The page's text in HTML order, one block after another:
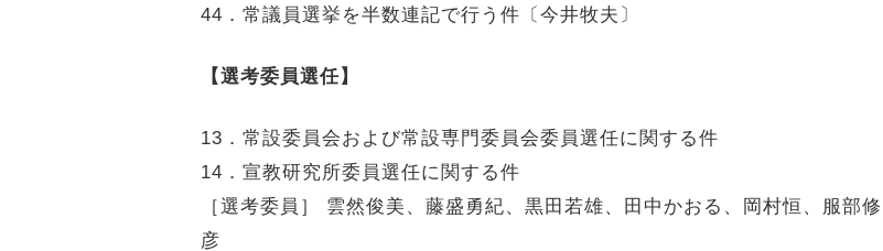
44．常議員選挙を半数連記で行う件〔今井牧夫〕
【選考委員選任】
13．常設委員会および常設専門委員会委員選任に関する件
14．宣教研究所委員選任に関する件
［選考委員］ 雲然俊美、藤盛勇紀、黒田若雄、田中かおる、岡村恒、服部
彦